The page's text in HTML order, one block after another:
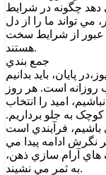
دهد چگونه در شرايط
تواند ما را از دل
عبور از شرايط سخت
هستند.
جمع بندي
پايان، بايد بدانيم
روزانه است. هر روز
اميد را انتخاب
به جلو برداريم.
فرآيندي است
نگرش ادامه پيدا مي
هاي آرام سازي ذهن،
به ثمر مي نشيند.